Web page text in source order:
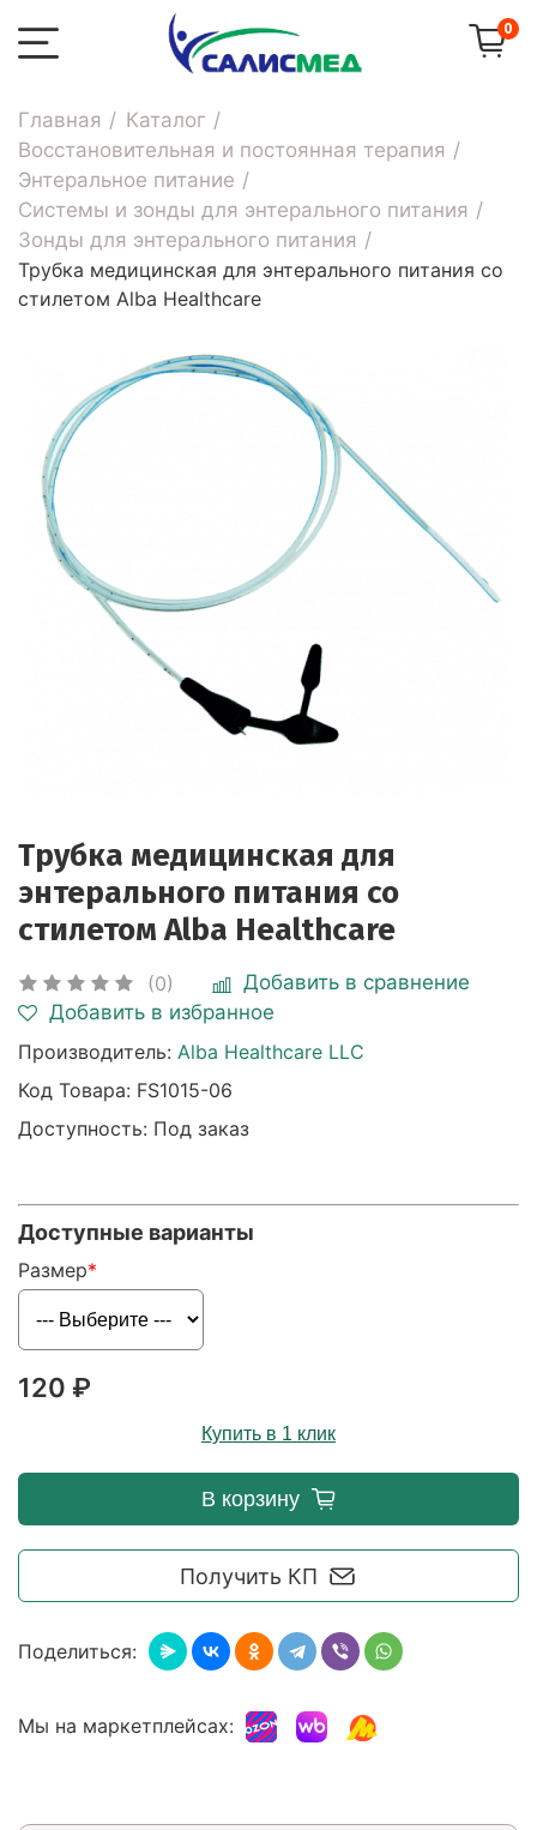
0
Главная
Каталог
Восстановительная и постоянная терапия
Энтеральное питание
Системы и зонды для энтерального питания
Зонды для энтерального питания
Трубка медицинская для энтерального питания со
стилетом Alba Healthcare
Трубка медицинская для
энтерального питания со
стилетом Alba Healthcare
(0)
Добавить в сравнение
Добавить в избранное
Производитель: Alba Healthcare LLC
Код Товара: FS1015-06
Доступность: Под заказ
Доступные варианты
Размер
120 ₽
Купить в 1 клик
Получить КП
В корзину
Поделиться:
Мы на маркетплейсах: